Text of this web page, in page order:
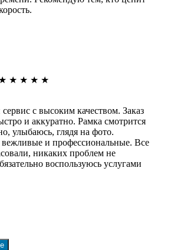
★ ★ ★ ★
с высоким качеством. Заказ
и аккуратно. Рамка смотрится
улыбаюсь, глядя на фото.
и профессиональные. Все
никаких проблем не
воспользуюсь услугами